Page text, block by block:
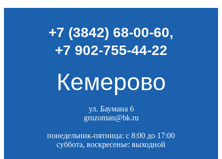
+7 (3842) 68-00-60,
+7 902-755-44-22
Кемерово
ул. Баумана 6
gruzoman@bk.ru
понедельник-пятница: c 8:00 до 17:00
суббота, воскресенье: выходной